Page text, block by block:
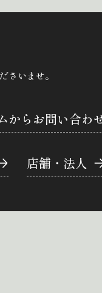
さいませ。
からお問い合わ
店舗・法人